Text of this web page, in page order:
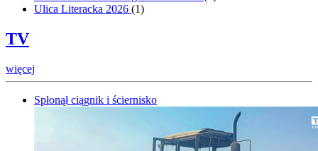
Ulica Literacka 2026 (1)
TV
więcej
Spłonął ciągnik i ściernisko